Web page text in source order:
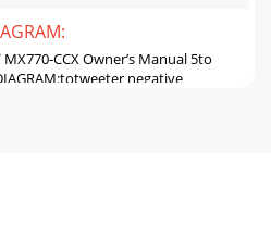
CCX Owner’s Manual 5to
negative